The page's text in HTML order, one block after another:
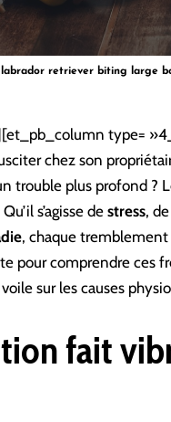
labrador retriever biting large
type=
chez son
trouble plus profond ?
s’agisse destress, de
, chaque
pour comprendre ces
sur les causes
fait